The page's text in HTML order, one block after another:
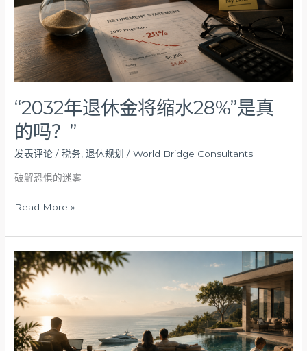
“2032年退休金将缩水28%”是真
的吗？”
发表评论 /税务,退休规划 /World Bridge Consultants
破解恐惧的迷雾
水
28%”
是
真
的
吗？”
Read More »
揭
秘
富
人
避
税
的